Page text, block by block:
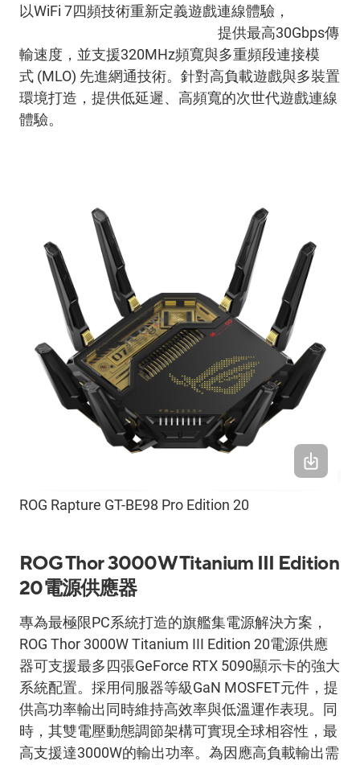
以WiFi 7四頻技術重新定義遊戲連線體驗，
提供最高30Gbps傳
輸速度，並支援320MHz頻寬與多重頻段連接模
式 (MLO) 先進網通技術。針對高負載遊戲與多裝置
環境打造，提供低延遲、高頻寬的次世代遊戲連線
體驗。
ROG Rapture GT-BE98 Pro Edition 20
ROG Thor 3000W Titanium III Edition
20電源供應器
專為最極限PC系統打造的旗艦集電源解決方案，
ROG Thor 3000W Titanium III Edition 20電源供應
器可支援最多四張GeForce RTX 5090顯示卡的強大
系統配置。採用伺服器等級GaN MOSFET元件，提
供高功率輸出同時維持高效率與低溫運作表現。同
時，其雙電壓動態調節架構可實現全球相容性，最
高支援達3000W的輸出功率。為因應高負載輸出需